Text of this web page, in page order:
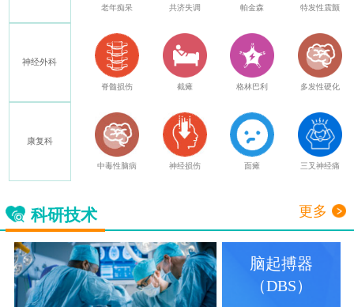
神经外科
康复科
老年痴呆 共济失调 帕金森 特发性震颤
脊髓损伤 截瘫 格林巴利 多发性硬化
中毒性脑病 神经损伤 面瘫 三叉神经痛
科研技术 更多
脑起搏器
（DBS）